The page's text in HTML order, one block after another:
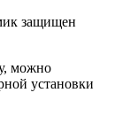
защищен
можно
установки